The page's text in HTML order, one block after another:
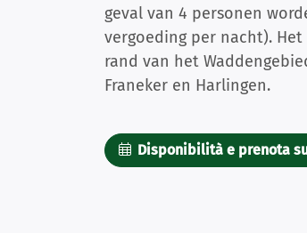
geval van 4 personen
vergoeding per nacht).
rand van het
Franeker en Harlingen.
Disponibilità e prenota